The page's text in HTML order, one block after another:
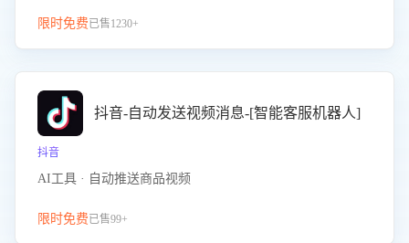
限时免费已售1230+
抖音-自动发送视频消息-[智能客服机器人]
抖音
AI工具 · 自动推送商品视频
限时免费已售99+